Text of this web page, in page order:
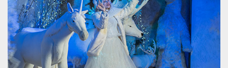
browser accetti i
cookie.
PHPSESSID
PHP.net
oooh.events
Sessione
Cookie
generato da
applicazioni
basate sul
linguaggio PHP.
Si tratta di un
identificatore